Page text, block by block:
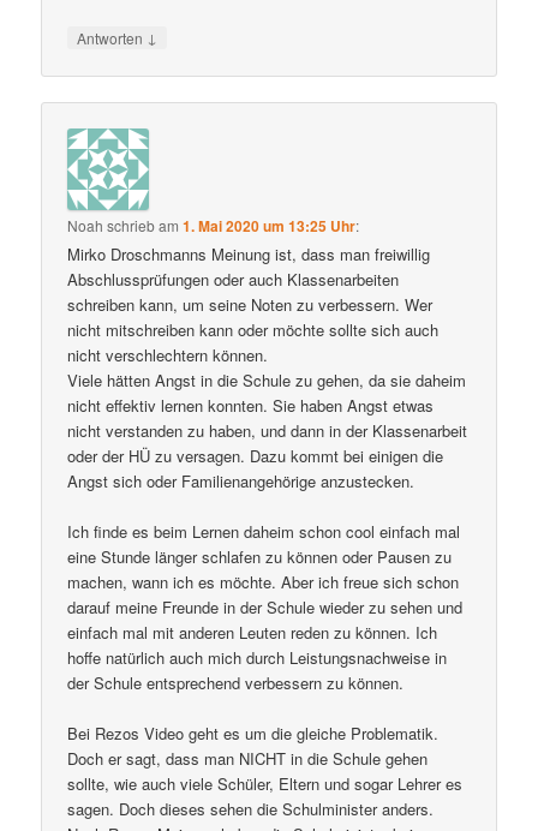
Antworten ↓
Noah schriebam1. Mai 2020 um 13:25 Uhr:
Mirko Droschmanns Meinung ist, dass man freiwillig
Abschlussprüfungen oder auch Klassenarbeiten
schreiben kann, um seine Noten zu verbessern. Wer
nicht mitschreiben kann oder möchte sollte sich auch
nicht verschlechtern können.
Viele hätten Angst in die Schule zu gehen, da sie daheim
nicht effektiv lernen konnten. Sie haben Angst etwas
nicht verstanden zu haben, und dann in der Klassenarbeit
oder der HÜ zu versagen. Dazu kommt bei einigen die
Angst sich oder Familienangehörige anzustecken.
Ich finde es beim Lernen daheim schon cool einfach mal
eine Stunde länger schlafen zu können oder Pausen zu
machen, wann ich es möchte. Aber ich freue sich schon
darauf meine Freunde in der Schule wieder zu sehen und
einfach mal mit anderen Leuten reden zu können. Ich
hoffe natürlich auch mich durch Leistungsnachweise in
der Schule entsprechend verbessern zu können.
Bei Rezos Video geht es um die gleiche Problematik.
Doch er sagt, dass man NICHT in die Schule gehen
sollte, wie auch viele Schüler, Eltern und sogar Lehrer es
sagen. Doch dieses sehen die Schulminister anders.